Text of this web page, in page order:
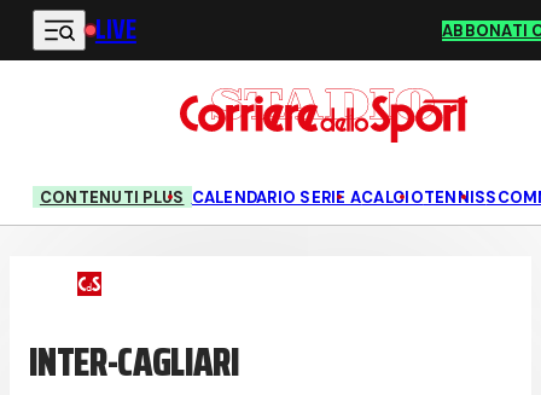
Vai al contenuto principale
LIVE ABBONATI
CONTENUTI PLUS CALENDARIO SERIE ACALCIOTENNIS
INTER-CAGLIARI